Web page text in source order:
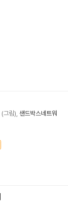
(그림), 샌드박스네트워